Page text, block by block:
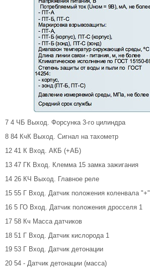
7 4 ЧБ Выход. Форсунка 3-го цилиндра
8 84 КчК Выход. Сигнал на тахометр
12 41 К Вход. АКБ (+АБ)
13 47 ГК Вход. Клемма 15 замка зажигания
14 26 КЧ Выход. Главное реле
15 55 Г Вход. Датчик положения коленвала "+"
16 5 ГО Вход. Датчик положения дросселя 1
17 58 Кч Масса датчиков
18 51 Г Вход. Датчик кислорода 1
19 53 Г Вход. Датчик детонации
20 54 - Датчик детонации (масса)